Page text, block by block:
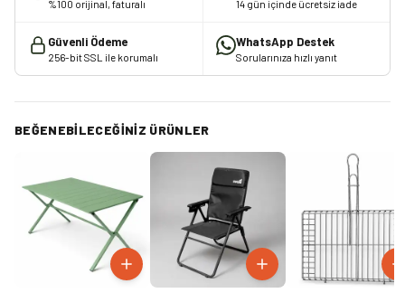
%100 orijinal, faturalı 14 gün içinde ücretsiz iade
Güvenli Ödeme
256-bit SSL ile korumalı
WhatsApp Destek
Sorularınıza hızlı yanıt
BEĞENEBILECEĞINIZ ÜRÜNLER